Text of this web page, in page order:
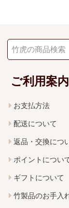
ご利用案内
お支払方法
配送について
返品・交換につ
ポイントについ
ギフトについて
竹製品のお手入